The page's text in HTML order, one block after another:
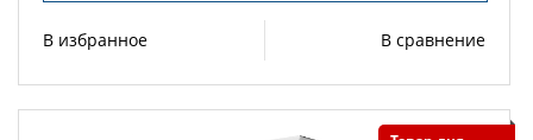
В избранное В сравнение